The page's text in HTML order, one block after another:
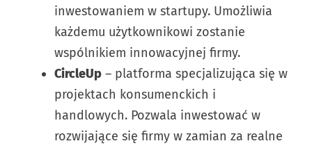
inwestowaniem w startupy. Umożliwia
każdemu użytkownikowi zostanie
wspólnikiem innowacyjnej firmy.
CircleUp – platforma specjalizująca się w
projektach konsumenckich i
handlowych. Pozwala inwestować w
rozwijające się firmy w zamian za realne